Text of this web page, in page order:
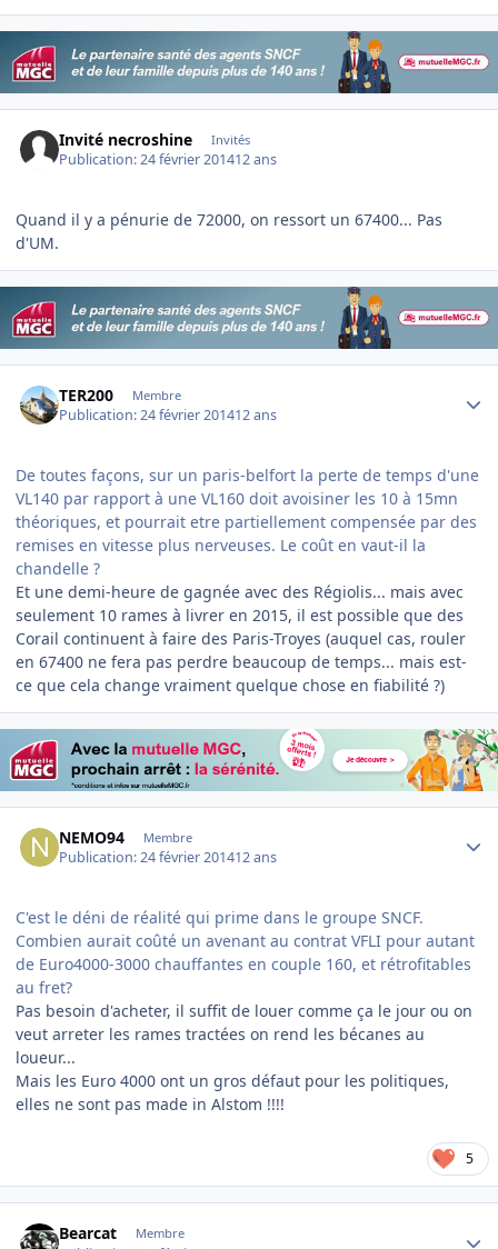
Invité necroshine Invités
Publication:24 février 201412 ans
Quand il y a pénurie de 72000, on ressort un 67400... Pas
d'UM.
TER200 Membre
Publication:24 février 201412 ans
De toutes façons, sur un paris-belfort la perte de temps d'une
VL140 par rapport à une VL160 doit avoisiner les 10 à 15mn
théoriques, et pourrait etre partiellement compensée par des
remises en vitesse plus nerveuses. Le coût en vaut-il la
chandelle ?
Et une demi-heure de gagnée avec des Régiolis... mais avec
seulement 10 rames à livrer en 2015, il est possible que des
Corail continuent à faire des Paris-Troyes (auquel cas, rouler
en 67400 ne fera pas perdre beaucoup de temps... mais est-
ce que cela change vraiment quelque chose en fiabilité ?)
NEMO94 Membre
Publication:24 février 201412 ans
C'est le déni de réalité qui prime dans le groupe SNCF.
Combien aurait coûté un avenant au contrat VFLI pour autant
de Euro4000-3000 chauffantes en couple 160, et rétrofitables
au fret?
Pas besoin d'acheter, il suffit de louer comme ça le jour ou on
veut arreter les rames tractées on rend les bécanes au
loueur...
Mais les Euro 4000 ont un gros défaut pour les politiques,
elles ne sont pas made in Alstom !!!!
5
Bearcat Membre